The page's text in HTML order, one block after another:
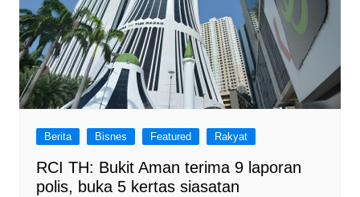
Berita Bisnes Featured Rakyat
RCI TH: Bukit Aman terima 9 laporan
polis, buka 5 kertas siasatan